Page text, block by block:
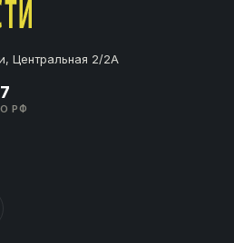
Центральная 2/2А
РФ